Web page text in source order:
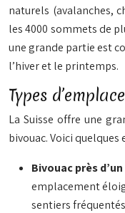
naturels (avalanches,
les 4000 sommets de
une grande partie est
l’hiver et le printemps.
Types
La Suisse offre une
bivouac. Voici quelques
Bivouac près
emplacement
sentiers